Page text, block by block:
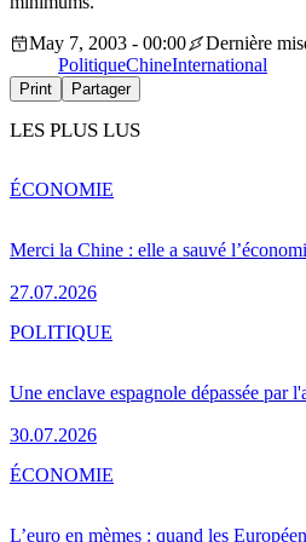
May 7, 2003 - 00:00
Dernière
PolitiqueChineInternational
Print Partager
LES PLUS LUS
Merci la Chine : elle a sauvé
27.07.2026
ÉCONOMIE
Une enclave espagnole dépassée par
30.07.2026
POLITIQUE
L’euro en mèmes : quand les
ÉCONOMIE